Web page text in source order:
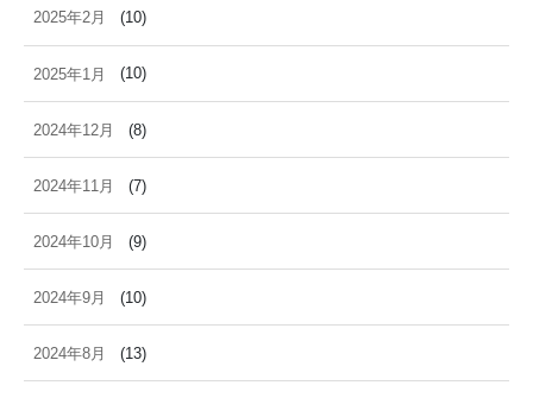
2025年2月 (10)
2025年1月 (10)
2024年12月 (8)
2024年11月 (7)
2024年10月 (9)
2024年9月 (10)
2024年8月 (13)